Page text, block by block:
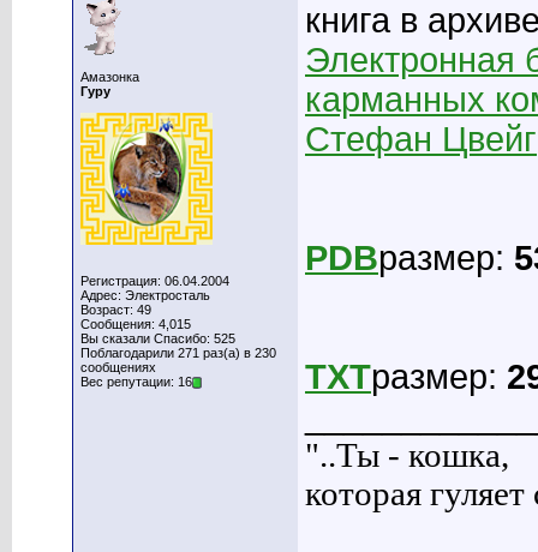
Амазонка
Гуру
Регистрация: 06.04.2004
Адрес: Электросталь
Возраст: 49
Сообщения: 4,015
Вы сказали Спасибо: 525
Поблагодарили 271 раз(а) в 230
сообщениях
Вес репутации: 16
книга в
Электронная
карманных
Стефан
PDBразмер:
TXTразмер:
"..Ты - кошка,
которая